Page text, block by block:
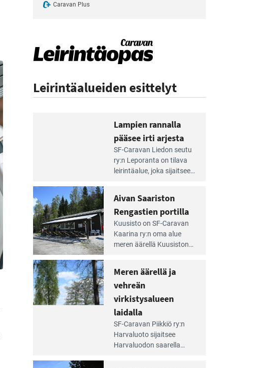
Caravan Plus
Leirintäalueiden esittelyt
rannalla
pääsee
irti
arjesta
Lampien rannalla
pääsee irti arjesta
SF-Caravan Liedon seutu
ry:n Leporanta on tilava
leirintäalue, joka sijaitsee
ympärillä. – Lampi on
upea ja puhdas, ja se
tarjoaa ympäris­töineen
kauniit maisemat ja
loistavat virkistäytymis­
Lue
Leirintäoppaan
artikkeli:
Aivan
Saariston
Rengastien
portilla
Aivan Saariston
Rengastien portilla
Kuusisto on SF-Caravan
Kaarina ry:n oma alue
meren äärellä Kuusiston
lapsiystävällinen,
rauhallinen ja
silmiinpistävän siisti.
ja
Meren äärellä ja
vehreän
virkistysalueen
laidalla
SF-Caravan Piikkiö ry:n
Harvaluoto sijait­see
Harvaluodon saarella